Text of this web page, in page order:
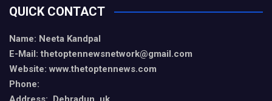
QUICK CONTACT
Name: Neeta Kandpal
E-Mail: thetoptennewsnetwork@gmail.com
Website: www.thetoptennews.com
Phone: